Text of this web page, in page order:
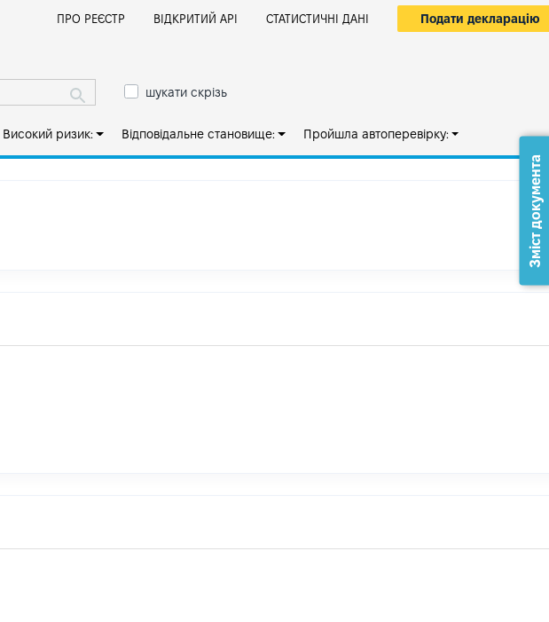
ПРО РЕЄСТР ВІДКРИТИЙ АРІ СТАТИСТИЧНІ ДАНІ Подати декларацію
шукати скрізь
Високий ризик: Відповідальне становище: Пройшла автоперевірку:
Зміст документа